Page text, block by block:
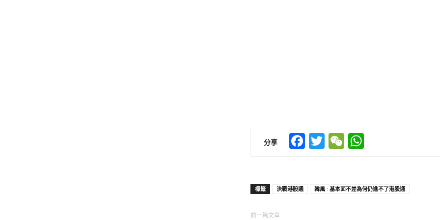
分享 Facebook
TwitterWeChat
標籤 決戰港股通 韓風 : 基本面不差為何仍進不了港股通
前一篇文章